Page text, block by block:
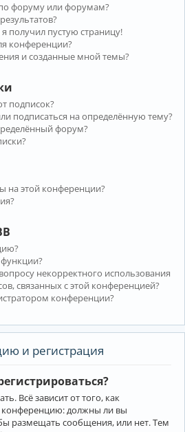
форуму или форумам?
получил пустую страницу!
конференции?
и созданные мной темы?
подписок?
подписаться на определённую тему?
форум?
на этой конференции?
некорректного использования
связанных с этой конференцией?
конференции?
и регистрация
Всё зависит от того, как
конференцию: должны ли вы
размещать сообщения, или нет. Тем